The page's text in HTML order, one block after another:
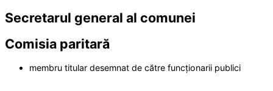
Secretarul general al comunei
Comisia paritară
membru titular desemnat de către funcționarii publici